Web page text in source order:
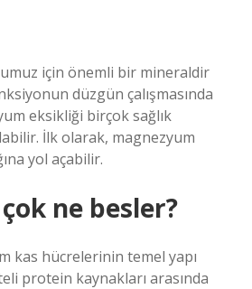
için önemli bir mineraldir
düzgün çalışmasında
eksikliği birçok sağlık
İlk olarak, magnezyum
yol açabilir.
ne besler?
kas hücrelerinin temel yapı
protein kaynakları arasında